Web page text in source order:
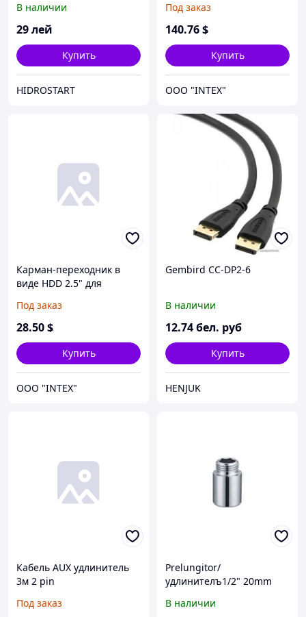
В наличии
29лей
Купить
HIDROSTART
550Mb/s, 500Mb/s, без
переходника 3.5"/2.5",
Под заказ
140.76$
Купить
OOO "INTEX"
Карман-переходник в
виде HDD 2.5" для
(для подключения SSD с
разъёмом M.2 (NGFF)
алюминевый корпус
Под заказ
28.50$
Купить
OOO "INTEX"
Gembird CC-DP2-6
В наличии
12.74бел. руб
Купить
HENJUK
Кабель AUX удлинитель
3м 2 pin
Под заказ
Prelungitor/
удлинителъ1/2" 20mm
В наличии